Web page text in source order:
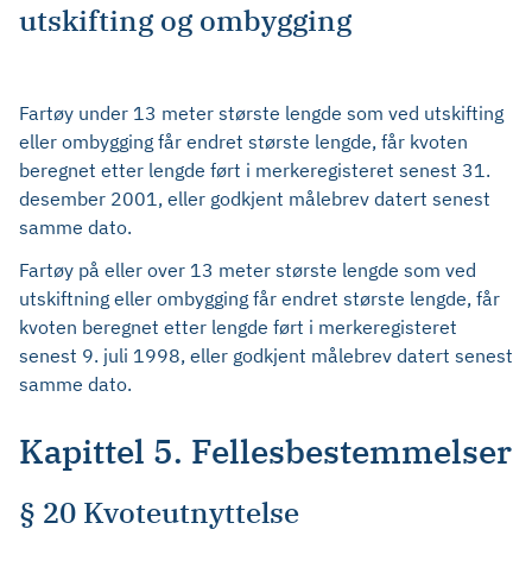
utskifting og ombygging
Fartøy under 13 meter største lengde som ved utskifting
eller ombygging får endret største lengde, får kvoten
beregnet etter lengde ført i merkeregisteret senest 31.
desember 2001, eller godkjent målebrev datert senest
samme dato.
Fartøy på eller over 13 meter største lengde som ved
utskiftning eller ombygging får endret største lengde, får
kvoten beregnet etter lengde ført i merkeregisteret
senest 9. juli 1998, eller godkjent målebrev datert senest
samme dato.
Kapittel 5. Fellesbestemmelser
§ 20 Kvoteutnyttelse